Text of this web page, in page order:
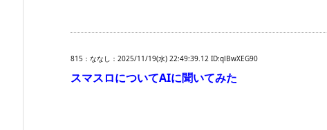
815：ななし：2025/11/19(水) 22:49:39.12 ID:qlBwXEG90
スマスロについてAIに聞いてみた